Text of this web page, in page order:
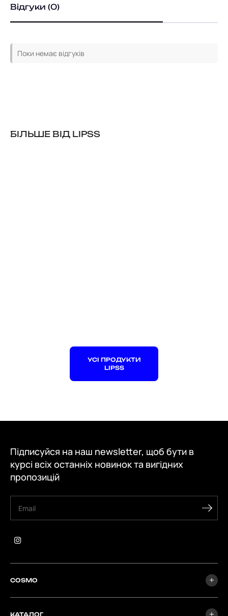
Відгуки (0)
Поки немає відгуків
БІЛЬШЕ ВІД LIPSS
УСІ ПРОДУКТИ
LIPSS
Підписуйся на наш newsletter, щоб бути в
курсі всіх останніх новинок та вигідних
пропозицій
COSMO